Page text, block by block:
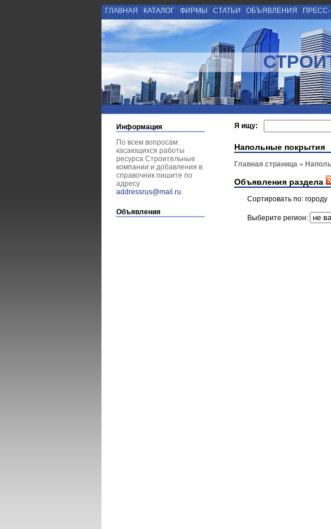
ГЛАВНАЯ КАТАЛОГ ФИРМЫ СТАТЬИ ОБЪЯВЛЕНИЯ
Информация
По всем вопросам
касающихся работы
ресурса Строительные
компании и добавления в
справочник пишите по
адресу
addressrus@mail.ru.
Объявления
Я ищу:
Напольные покрытия
Главная страница
Объявления раздела
Сортировать по: городу
Выберите регион: